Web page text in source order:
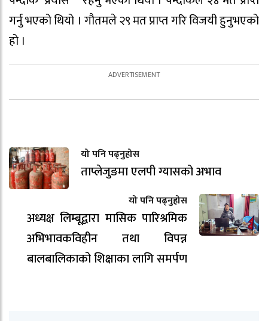
गर्नु भएको थियो । गौतमले २९ मत प्राप्त गरि विजयी हुनुभएको
हो ।
यो पनि पढ्नुहोस
ताप्लेजुङमा एलपी ग्यासको अभाव
यो पनि पढ्नुहोस
अध्यक्ष लिम्बूद्वारा मासिक पारिश्रमिक
अभिभावकविहीन तथा विपन्न
बालबालिकाको शिक्षाका लागि समर्पण